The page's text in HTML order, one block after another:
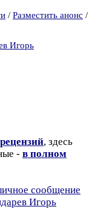
/ Разместить анонс /
Игорь
, здесь
- в полном
сообщение
Игорь